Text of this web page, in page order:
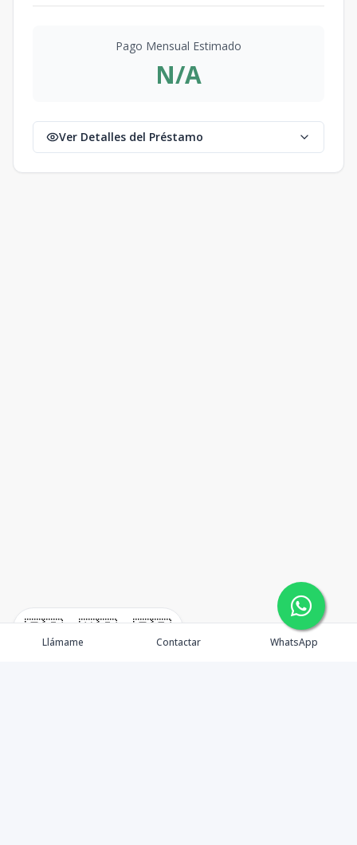
🇪🇸 🇺🇸 🇫🇷
Pago Mensual Estimado
N/A
Ver Detalles del Préstamo
Llámame Contactar WhatsApp